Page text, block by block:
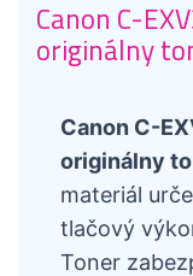
Canon C-
originálny
Canon C-
originálny
materiál
tlačový
Toner